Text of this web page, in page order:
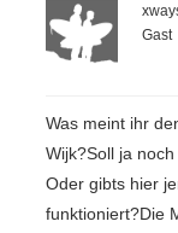
Gast
Was meint ihr
Wijk?Soll ja
Oder gibts hier
funktioniert?Die